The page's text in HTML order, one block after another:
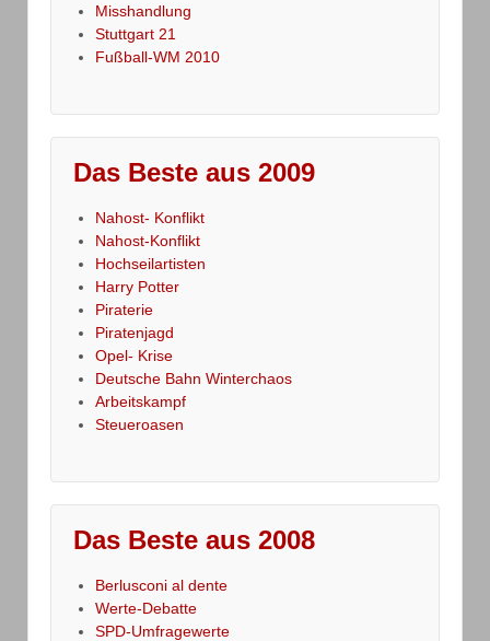
Misshandlung
Stuttgart 21
Fußball-WM 2010
Das Beste aus 2009
Nahost- Konflikt
Nahost-Konflikt
Hochseilartisten
Harry Potter
Piraterie
Piratenjagd
Opel- Krise
Deutsche Bahn Winterchaos
Arbeitskampf
Steueroasen
Das Beste aus 2008
Berlusconi al dente
Werte-Debatte
SPD-Umfragewerte